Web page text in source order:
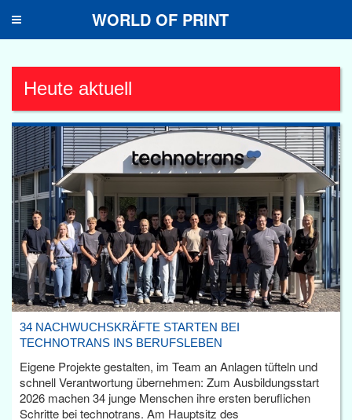
Toggle
WORLD OF PRINT
Heute aktuell
34 NACHWUCHSKRÄFTE STARTEN BEI
TECHNOTRANS INS BERUFSLEBEN
Eigene Projekte gestalten, im Team an Anlagen tüfteln und
schnell Verantwortung übernehmen: Zum Ausbildungsstart
2026 machen 34 junge Menschen ihre ersten beruflichen
Schritte bei technotrans. Am Hauptsitz des